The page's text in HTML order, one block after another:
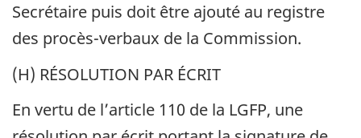
Secrétaire puis doit être ajouté au registre
des procès-verbaux de la Commission.
(H) RÉSOLUTION PAR ÉCRIT
En vertu de l’article 110 de la LGFP, une